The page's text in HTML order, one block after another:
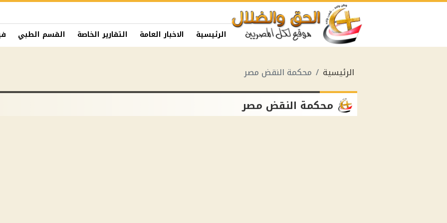
الرئيسية الاخبار العامة التقارير الخاصة القسم الطبي
الرئيسية محكمة النقض مصر
محكمة النقض مصر